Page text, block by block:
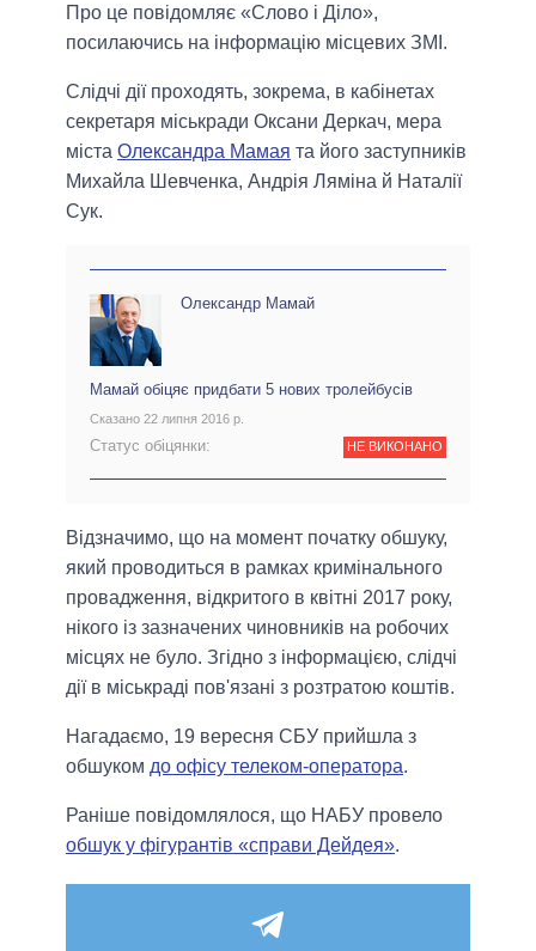
Про це повідомляє «Слово і Діло»,
посилаючись на інформацію місцевих ЗМІ.
Слідчі дії проходять, зокрема, в кабінетах
секретаря міськради Оксани Деркач, мера
міста Олександра Мамая та його заступників
Михайла Шевченка, Андрія Ляміна й Наталії
Сук.
Олександр Мамай
Мамай обіцяє придбати 5 нових тролейбусів
Сказано 22 липня 2016 р.
Статус обіцянки: НЕ ВИКОНАНО
Відзначимо, що на момент початку обшуку,
який проводиться в рамках кримінального
провадження, відкритого в квітні 2017 року,
нікого із зазначених чиновників на робочих
місцях не було. Згідно з інформацією, слідчі
дії в міськраді пов'язані з розтратою коштів.
Нагадаємо, 19 вересня СБУ прийшла з
обшуком до офісу телеком-оператора.
Раніше повідомлялося, що НАБУ провело
обшук у фігурантів «справи Дейдея».